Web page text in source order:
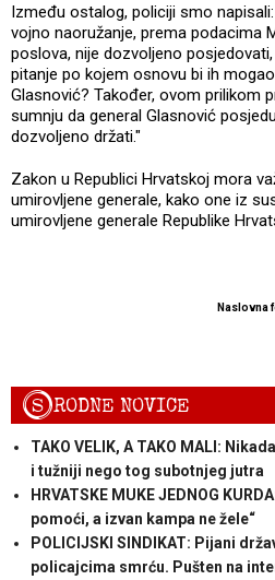
Između ostalog, policiji smo
vojno naoružanje, prema podacima
poslova, nije dozvoljeno
pitanje po kojem osnovu bi ih
Glasnović? Također, ovom prilikom
sumnju da general Glasnović
dozvoljeno držati."
Zakon u Republici Hrvatskoj mora
umirovljene generale, kako one iz
umirovljene generale Republike
Naslovna
SRODNE NOVICE
TAKO VELIK, A TAKO MALI:
i tužniji nego tog subotnjeg jutra
HRVATSKE MUKE JEDNOG
pomoći, a izvan kampa ne žele“
POLICIJSKI SINDIKAT: Pijani
policajcima smrću. Pušten na